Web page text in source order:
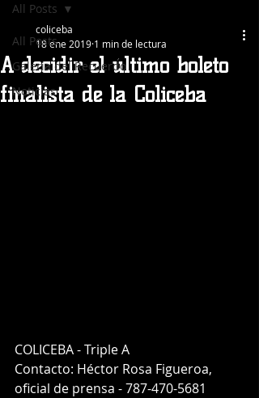
All Posts
Galeria del Recuerdo
Noticias
All Posts
A decidir el último boleto
finalista de la Coliceba
coliceba
18 ene 2019 1 min de lectura
COLICEBA - Triple A
Contacto: Héctor Rosa Figueroa,
oficial de prensa - 787-470-5681